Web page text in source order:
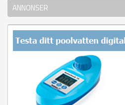
ANNONSER